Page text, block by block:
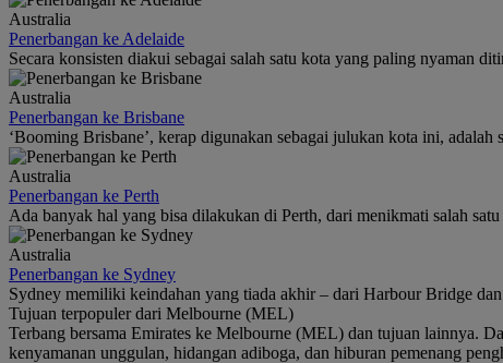
Australia
Penerbangan ke Adelaide
Secara konsisten diakui sebagai salah satu kota yang paling nyaman
Australia
Penerbangan ke Brisbane
‘Booming Brisbane’, kerap digunakan sebagai julukan kota ini,
Australia
Penerbangan ke Perth
Ada banyak hal yang bisa dilakukan di Perth, dari menikmati salah
Australia
Penerbangan ke Sydney
Sydney memiliki keindahan yang tiada akhir – dari Harbour Bridge
Tujuan terpopuler dari Melbourne (MEL)
Terbang bersama Emirates ke Melbourne (MEL) dan tujuan lainnya.
kenyamanan unggulan, hidangan adiboga, dan hiburan pemenang